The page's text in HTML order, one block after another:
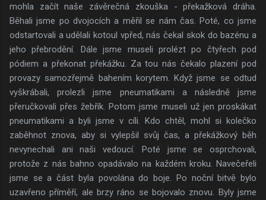
mohla začít naše závěrečná zkouška - překažková dráha.
Běhali jsme po dvojocích a měřil se nám čas. Poté, co jsme
odstartovali a udělali kotoul vpřed, nás čekal skok do bazénu a
jeho přebrodění. Dále jsme museli prolézt po čtyřech pod
pódiem a překonat překážku. Za tou nás čekalo plazení pod
provazy samozřejmě bahením korytem. Když jsme se odtud
vyškrábali, prolezli jsme pneumatikami a následně jsme
přeručkovali přes žebřík. Potom jsme museli už jen proskákat
pneumatikami a byli jsme v cíli. Kdo chtěl, mohl si kolečko
zaběhnot znova, aby si vylepšil svůj čas, a překážkový běh
nevynechali ani naši vedoucí. Poté jsme se osprchovali,
protože z nás bahno opadávalo na každém kroku. Navečeřeli
jsme se a část byla povolána do boje. Po noční bitvě bylo
uzavřeno příměří, ale brzy ráno se bojovalo znovu. Byly jsme